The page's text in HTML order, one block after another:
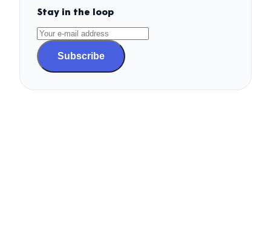
Stay in the loop
Subscribe